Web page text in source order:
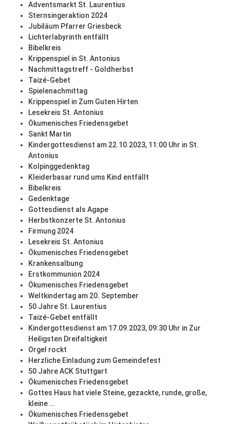
Adventsmarkt St. Laurentius
Sternsingeraktion 2024
Jubiläum Pfarrer Griesbeck
Lichterlabyrinth entfällt
Bibelkreis
Krippenspiel in St. Antonius
Nachmittagstreff - Goldherbst
Taizé-Gebet
Spielenachmittag
Krippenspiel in Zum Guten Hirten
Lesekreis St. Antonius
Ökumenisches Friedensgebet
Sankt Martin
Kindergottesdienst am 22.10.2023, 11:00 Uhr in St.
Antonius
Kolpinggedenktag
Kleiderbasar rund ums Kind entfällt
Bibelkreis
Gedenktage
Gottesdienst als Agape
Herbstkonzerte St. Antonius
Firmung 2024
Lesekreis St. Antonius
Ökumenisches Friedensgebet
Krankensalbung
Erstkommunion 2024
Ökumenisches Friedensgebet
Weltkindertag am 20. September
50 Jahre St. Laurentius
Taizé-Gebet entfällt
Kindergottesdienst am 17.09.2023, 09:30 Uhr in Zur
Heiligsten Dreifaltigkeit
Orgel rockt
Herzliche Einladung zum Gemeindefest
50 Jahre ACK Stuttgart
Ökumenisches Friedensgebet
Gottes Haus hat viele Steine, gezackte, runde, große,
kleine ...
Ökumenisches Friedensgebet